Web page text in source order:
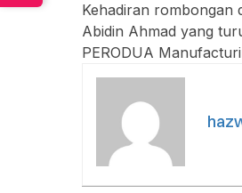
Kehadiran rombongan
Abidin Ahmad yang
PERODUA